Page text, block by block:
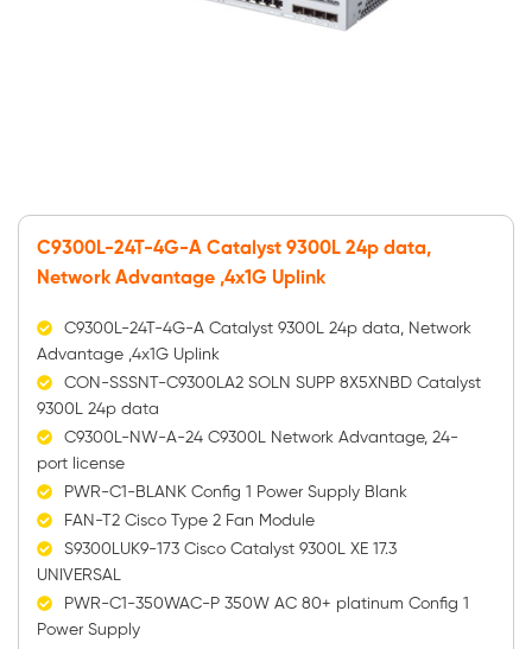
C9300L-24T-4G-A Catalyst 9300L 24p data,
Network Advantage ,4x1G Uplink
C9300L-24T-4G-A Catalyst 9300L 24p data, Network
Advantage ,4x1G Uplink
CON-SSSNT-C9300LA2 SOLN SUPP 8X5XNBD Catalyst
9300L 24p data
C9300L-NW-A-24 C9300L Network Advantage, 24-
port license
PWR-C1-BLANK Config 1 Power Supply Blank
FAN-T2 Cisco Type 2 Fan Module
S9300LUK9-173 Cisco Catalyst 9300L XE 17.3
UNIVERSAL
PWR-C1-350WAC-P 350W AC 80+ platinum Config 1
Power Supply